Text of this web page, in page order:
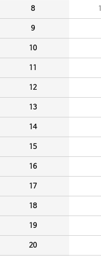
8
9
10
11
12
13
14
15
16
17
18
19
20